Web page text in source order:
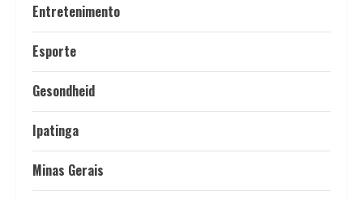
Entretenimento
Esporte
Gesondheid
Ipatinga
Minas Gerais